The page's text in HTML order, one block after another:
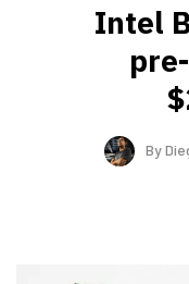
Intel
By